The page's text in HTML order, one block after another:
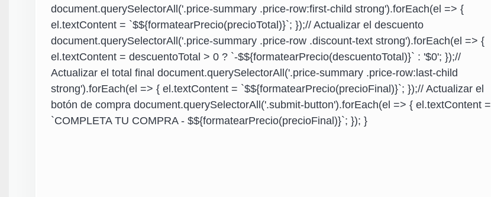
document.querySelectorAll('.price-summary .price-row:first-child strong').forEach(el => {
el.textContent = `$${formatearPrecio(precioTotal)}`; });// Actualizar el descuento
document.querySelectorAll('.price-summary .price-row .discount-text strong').forEach(el => {
el.textContent = descuentoTotal > 0 ? `-$${formatearPrecio(descuentoTotal)}` : '$0'; });//
Actualizar el total final document.querySelectorAll('.price-summary .price-row:last-child
strong').forEach(el => { el.textContent = `$${formatearPrecio(precioFinal)}`; });// Actualizar el
botón de compra document.querySelectorAll('.submit-button').forEach(el => { el.textContent =
`COMPLETA TU COMPRA - $${formatearPrecio(precioFinal)}`; }); }